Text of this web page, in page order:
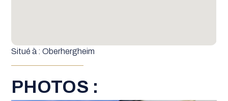
Situé à : Oberhergheim
PHOTOS :